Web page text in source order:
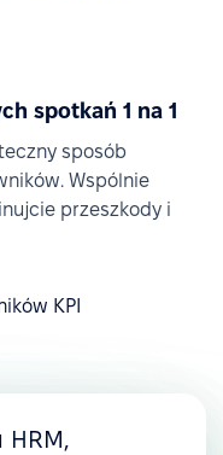
spotkań 1 na 1
sposób
Wspólnie
przeszkody i
HRM,